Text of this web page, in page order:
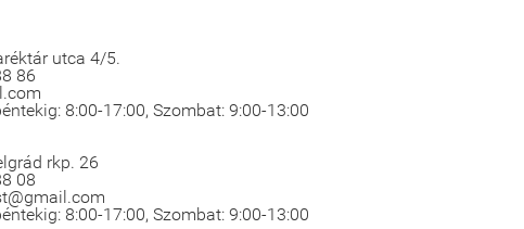
utca 4/5.
86
8:00-17:00, Szombat: 9:00-13:00
rkp. 26
08
8:00-17:00, Szombat: 9:00-13:00